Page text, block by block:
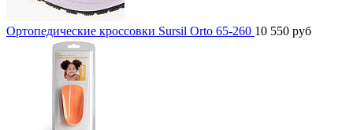
Ортопедические кроссовки Sursil Orto 65-260 10 550 руб